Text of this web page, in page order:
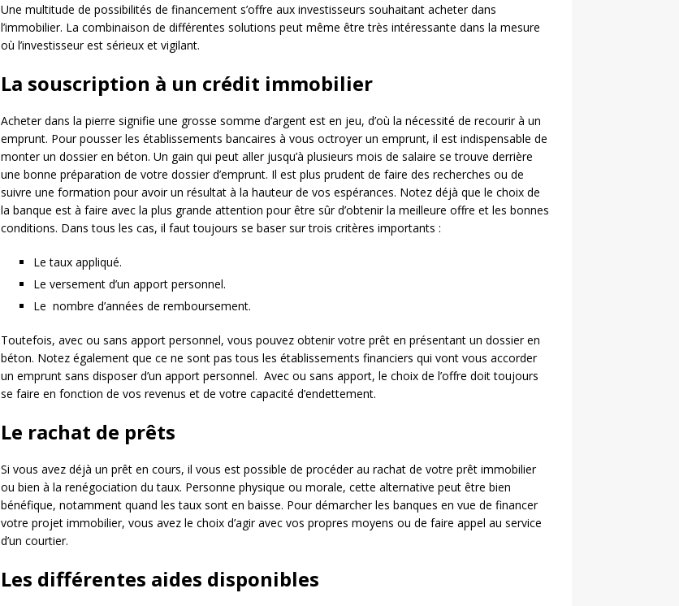
Une multitude de possibilités de financement s’offre aux investisseurs souhaitant acheter dans
l’immobilier. La combinaison de différentes solutions peut même être très intéressante dans la mesure
où l’investisseur est sérieux et vigilant.
La souscription à un crédit immobilier
Acheter dans la pierre signifie une grosse somme d’argent est en jeu, d’où la nécessité de recourir à un
emprunt. Pour pousser les établissements bancaires à vous octroyer un emprunt, il est indispensable de
monter un dossier en béton. Un gain qui peut aller jusqu’à plusieurs mois de salaire se trouve derrière
une bonne préparation de votre dossier d’emprunt. Il est plus prudent de faire des recherches ou de
suivre une formation pour avoir un résultat à la hauteur de vos espérances. Notez déjà que le choix de
la banque est à faire avec la plus grande attention pour être sûr d’obtenir la meilleure offre et les bonnes
conditions. Dans tous les cas, il faut toujours se baser sur trois critères importants :
Le taux appliqué.
Le versement d’un apport personnel.
Le nombre d’années de remboursement.
Toutefois, avec ou sans apport personnel, vous pouvez obtenir votre prêt en présentant un dossier en
béton. Notez également que ce ne sont pas tous les établissements financiers qui vont vous accorder
un emprunt sans disposer d’un apport personnel. Avec ou sans apport, le choix de l’offre doit toujours
se faire en fonction de vos revenus et de votre capacité d’endettement.
Le rachat de prêts
Si vous avez déjà un prêt en cours, il vous est possible de procéder au rachat de votre prêt immobilier
ou bien à la renégociation du taux. Personne physique ou morale, cette alternative peut être bien
bénéfique, notamment quand les taux sont en baisse. Pour démarcher les banques en vue de financer
votre projet immobilier, vous avez le choix d’agir avec vos propres moyens ou de faire appel au service
d’un courtier.
Les différentes aides disponibles